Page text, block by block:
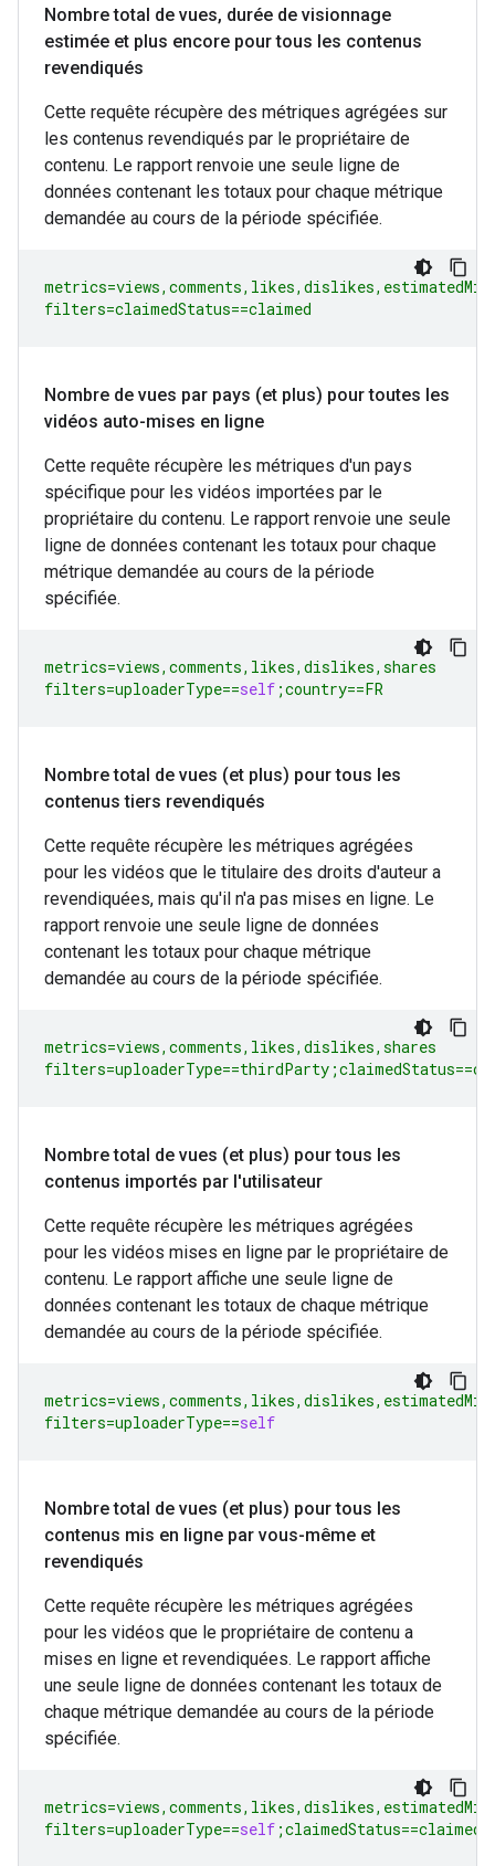
Nombre total de vues, durée de visionnage
estimée et plus encore pour tous les contenus
revendiqués
Cette requête récupère des métriques agrégées sur
les contenus revendiqués par le propriétaire de
contenu. Le rapport renvoie une seule ligne de
données contenant les totaux pour chaque métrique
demandée au cours de la période spécifiée.
filters=claimedStatus==claimed
Nombre de vues par pays (et plus) pour toutes les
vidéos auto-mises en ligne
Cette requête récupère les métriques d'un pays
spécifique pour les vidéos importées par le
propriétaire du contenu. Le rapport renvoie une seule
ligne de données contenant les totaux pour chaque
métrique demandée au cours de la période
spécifiée.
metrics=views, comments, likes, dislikes, shares
filters=uploaderType==self ;country==FR
Nombre total de vues (et plus) pour tous les
contenus tiers revendiqués
Cette requête récupère les métriques agrégées
pour les vidéos que le titulaire des droits d'auteur a
revendiquées, mais qu'il n'a pas mises en ligne. Le
rapport renvoie une seule ligne de données
contenant les totaux pour chaque métrique
demandée au cours de la période spécifiée.
metrics=views, comments, likes, dislikes, shares
filters=uploaderType==thirdParty ;claimedStatus==
Nombre total de vues (et plus) pour tous les
contenus importés par l'utilisateur
Cette requête récupère les métriques agrégées
pour les vidéos mises en ligne par le propriétaire de
contenu. Le rapport affiche une seule ligne de
données contenant les totaux de chaque métrique
demandée au cours de la période spécifiée.
metrics=views, comments, likes, dislikes,
filters=uploaderType==self
Nombre total de vues (et plus) pour tous les
contenus mis en ligne par vous-même et
revendiqués
Cette requête récupère les métriques agrégées
pour les vidéos que le propriétaire de contenu a
mises en ligne et revendiquées. Le rapport affiche
une seule ligne de données contenant les totaux de
chaque métrique demandée au cours de la période
spécifiée.
metrics=views, comments, likes, dislikes,
filters=uploaderType==self ;claimedStatus==claimed